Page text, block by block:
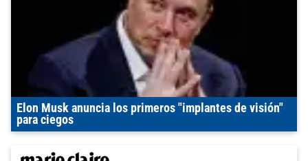
Elon Musk anuncia los primeros "implantes de visión"
para ciegos